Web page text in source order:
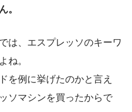
。
は、エスプレッソのキーワ
ね。
を例に挙げたのかと言え
ソマシンを買ったからで